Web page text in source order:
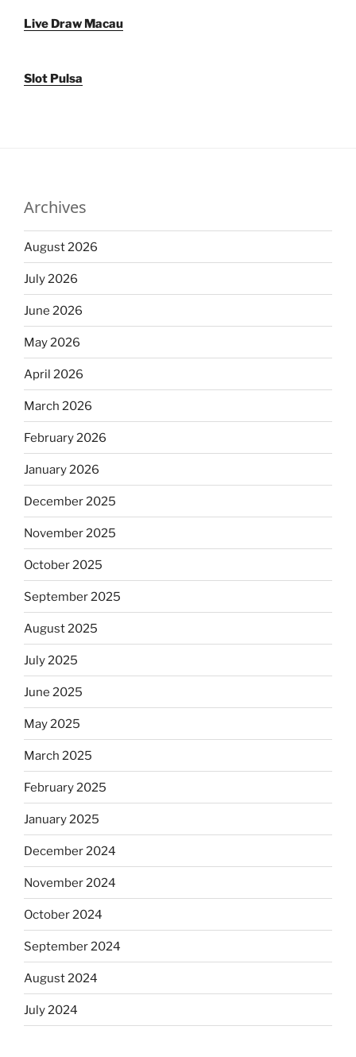
Live Draw Macau
Slot Pulsa
Archives
August 2026
July 2026
June 2026
May 2026
April 2026
March 2026
February 2026
January 2026
December 2025
November 2025
October 2025
September 2025
August 2025
July 2025
June 2025
May 2025
March 2025
February 2025
January 2025
December 2024
November 2024
October 2024
September 2024
August 2024
July 2024